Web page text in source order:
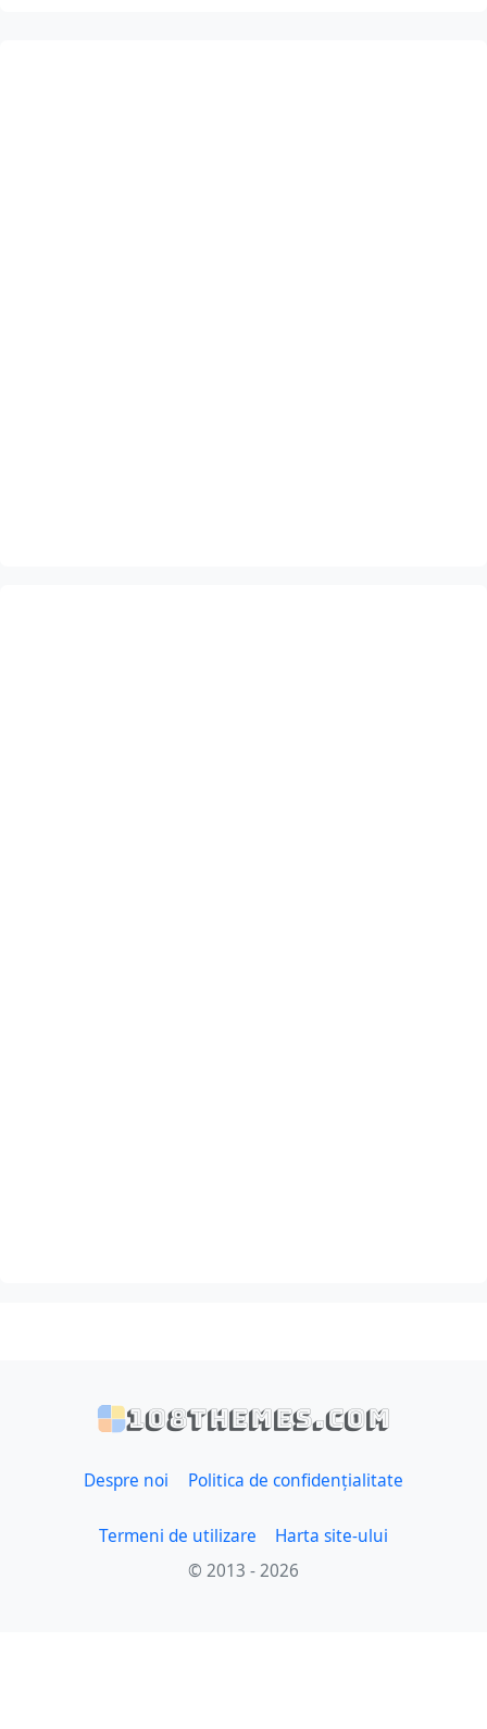
108themes.com
Despre noi Politica de confidențialitate
Termeni de utilizare
Harta site-ului
© 2013 - 2026